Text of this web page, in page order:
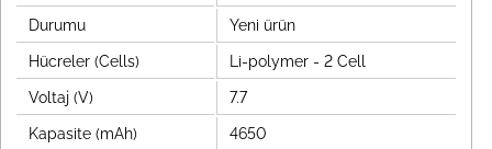
Durumu Yeni ürün
Hücreler (Cells) Li-polymer - 2 Cell
Voltaj (V) 7.7
Kapasite (mAh) 4650